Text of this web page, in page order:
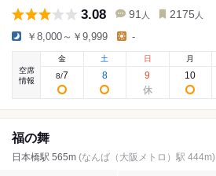
3.08 91 人 2175 人
￥8,000～￥9,999 -
空席
情報
金
8/7
土
8
日
9
月
10
福の舞
日本橋駅 565m (なんば（大阪メトロ）駅 444m)